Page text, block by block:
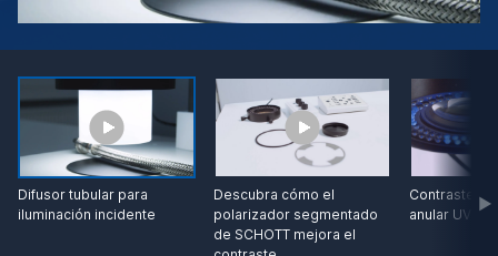
Difusor tubular para
iluminación incidente
Descubra cómo el
polarizador segmentado
de SCHOTT mejora el
Contraste
anular UV